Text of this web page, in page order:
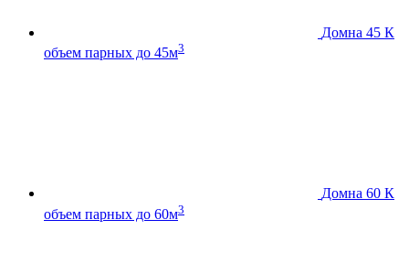
Домна 45 К
объем парных до 45м3
Домна 60 К
объем парных до 60м3